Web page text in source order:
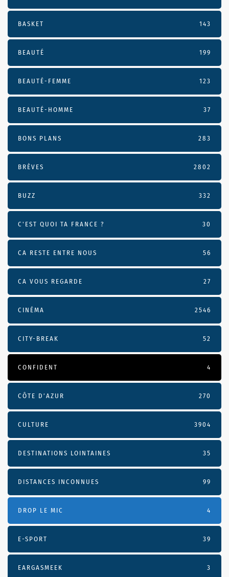
BASKET 143
BEAUTÉ 199
BEAUTÉ-FEMME 123
BEAUTÉ-HOMME 37
BONS PLANS 283
BRÈVES 2802
BUZZ 332
C'EST QUOI TA FRANCE ? 30
CA RESTE ENTRE NOUS 56
CA VOUS REGARDE 27
CINÉMA 2546
CITY-BREAK 52
CONFIDENT 4
CÔTE D’AZUR 270
CULTURE 3904
DESTINATIONS LOINTAINES 35
DISTANCES INCONNUES 99
DROP LE MIC 4
E-SPORT 39
EARGASMEEK 3